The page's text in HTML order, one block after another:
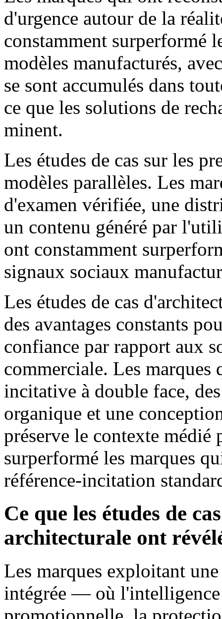
d'urgence autour de la
constamment surperformé
modèles manufacturés,
se sont accumulés dans
ce que les solutions de
minent.
Les études de cas sur les
modèles parallèles. Les
d'examen vérifiée, une
un contenu généré par
ont constamment
signaux sociaux
Les études de cas
des avantages constants
confiance par rapport aux
commerciale. Les
incitative à double face,
organique et une
préserve le contexte médié
surperformé les marques
référence-incitation
Ce que les études de
architecturale ont
Les marques exploitant
intégrée — où